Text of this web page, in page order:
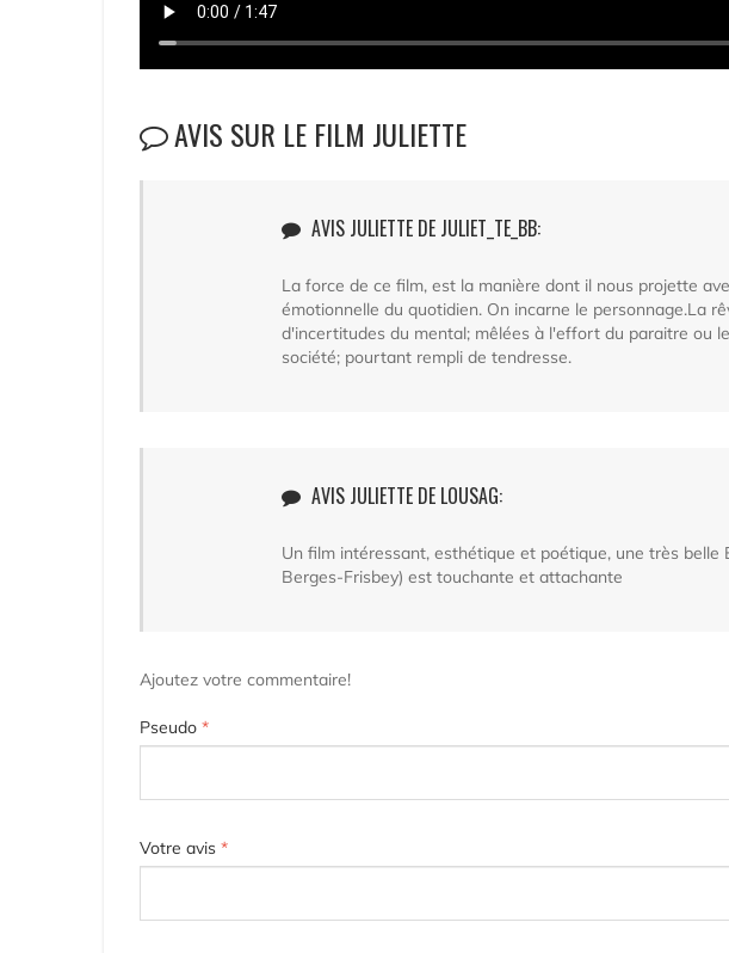
AVIS SUR LE FILM JULIETTE
AVIS JULIETTE DE JULIET_TE_BB:
La force de ce film, est la manière dont il nous projette
émotionnelle du quotidien. On incarne le personnage.La
d'incertitudes du mental; mêlées à l'effort du paraitre ou
société; pourtant rempli de tendresse.
AVIS JULIETTE DE LOUSAG:
Un film intéressant, esthétique et poétique, une très belle
Berges-Frisbey) est touchante et attachante
Ajoutez votre commentaire!
Pseudo *
Votre avis *